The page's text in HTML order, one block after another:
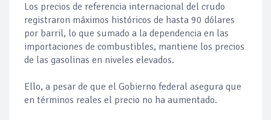
Los precios de referencia internacional del crudo
registraron máximos históricos de hasta 90 dólares
por barril, lo que sumado a la dependencia en las
importaciones de combustibles, mantiene los precios
de las gasolinas en niveles elevados.
Ello, a pesar de que el Gobierno federal asegura que
en términos reales el precio no ha aumentado.